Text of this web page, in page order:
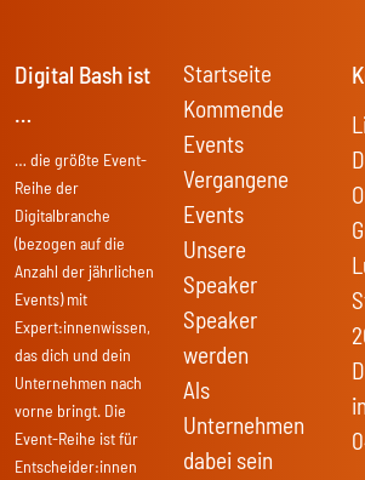
Digital Bash ist
…
… die größte Event-
Reihe der
Digitalbranche
(bezogen auf die
Anzahl der jährlichen
Events) mit
Expert:innenwissen,
das dich und dein
Unternehmen nach
vorne bringt. Die
Event-Reihe ist für
Entscheider:innen
Startseite
Kommende
Events
Vergangene
Events
Unsere
Speaker
Speaker
werden
Als
Unternehmen
dabei sein